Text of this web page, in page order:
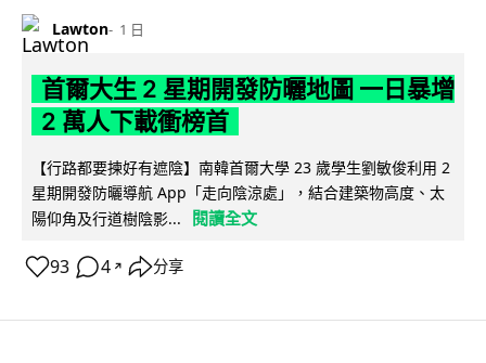
Lawton 1 日
首爾大生 2 星期開發防曬地圖 一日暴增
2 萬人下載衝榜首
【行路都要揀好有遮陰】南韓首爾大學 23 歲學生劉敏俊利用 2
星期開發防曬導航 App「走向陰涼處」，結合建築物高度、太
陽仰角及行道樹陰影...
閱讀全文
93 4 ↗ 分享